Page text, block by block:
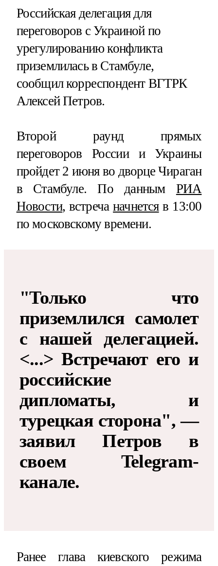
Российская делегация для
переговоров с Украиной по
урегулированию конфликта
приземлилась в Стамбуле,
сообщил корреспондент ВГТРК
Алексей Петров.
Второй раунд прямых
переговоров России и Украины
пройдет 2 июня во дворце Чираган
в Стамбуле. По данным РИА
Новости, встречаначнетсяв 13:00
по московскому времени.
"Только что
приземлился самолет
с нашей делегацией.
<...> Встречают его и
российские
дипломаты, и
турецкая сторона", —
заявил Петров в
своем Telegram-
канале.
Ранее глава киевского режима